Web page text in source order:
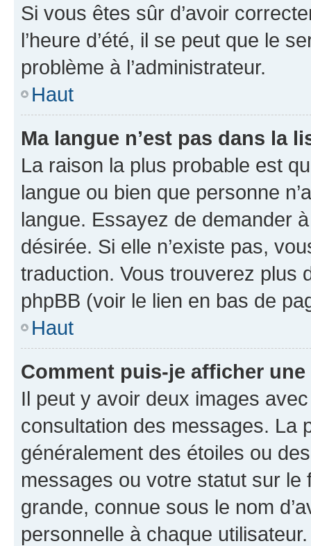
Si vous êtes sûr d’avoir
l’heure d’été, il se peut que le
problème à l’administrateur.
Haut
Ma langue n’est pas dans la
La raison la plus probable est
langue ou bien que personne
langue. Essayez de demander
désirée. Si elle n’existe pas,
traduction. Vous trouverez plus
phpBB (voir le lien en bas de
Haut
Comment puis-je afficher
Il peut y avoir deux images
consultation des messages. La
généralement des étoiles ou
messages ou votre statut sur
grande, connue sous le nom
personnelle à chaque utilisateur.